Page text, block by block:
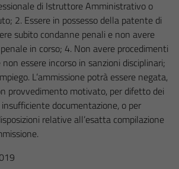
di Istruttore Amministrativo o
2. Essere in possesso della patente di
subito condanne penali e non avere
in corso; 4. Non avere procedimenti
essere incorso in sanzioni disciplinari;
L’ammissione potrà essere negata,
provvedimento motivato, per difetto dei
documentazione, o per
relative all’esatta compilazione